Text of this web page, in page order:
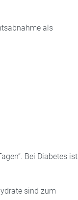
als
Bei Diabetes ist
sind zum